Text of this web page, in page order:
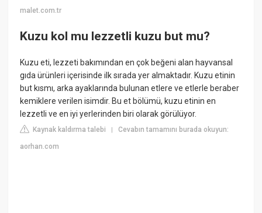
malet.com.tr
Kuzu kol mu lezzetli kuzu but mu?
Kuzu eti, lezzeti bakımından en çok beğeni alan hayvansal
gıda ürünleri içerisinde ilk sırada yer almaktadır. Kuzu etinin
but kısmı, arka ayaklarında bulunan etlere ve etlerle beraber
kemiklere verilen isimdir. Bu et bölümü, kuzu etinin en
lezzetli ve en iyi yerlerinden biri olarak görülüyor.
Kaynak kaldırma talebi |Cevabın tamamını burada okuyun:
aorhan.com